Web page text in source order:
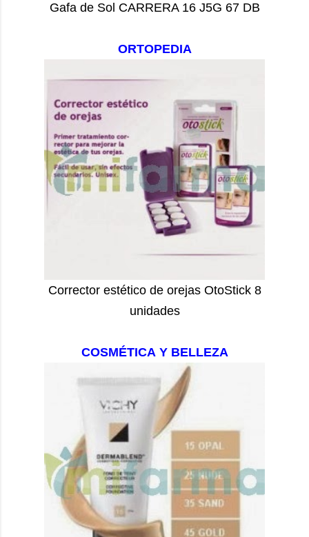
Gafa de Sol CARRERA 16 J5G 67 DB
ORTOPEDIA
Corrector estético de orejas OtoStick 8
unidades
COSMÉTICA Y BELLEZA